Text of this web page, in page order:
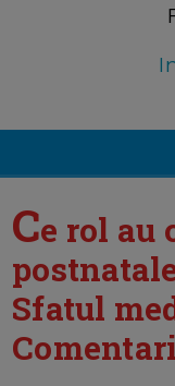
Ce rol au
Sfatul